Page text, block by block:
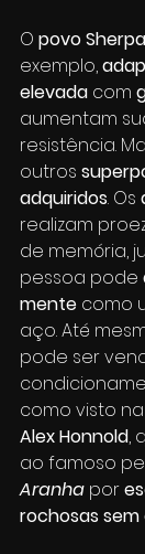
O povo
exemplo,
elevada com
aumentam
resistência.
outros
adquiridos. Os
realizam
de memória,
pessoa pode
mente como
aço. Até
pode ser
como visto
Alex Honnold,
ao famoso
Aranha por
rochosas sem